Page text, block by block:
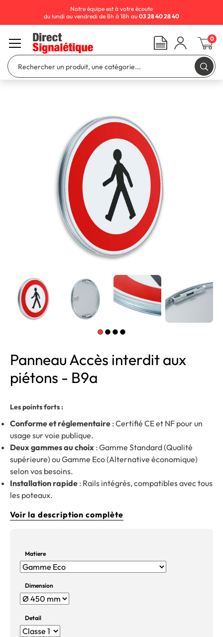
Panneau Accès interdit aux
piétons - B9a
Les points forts :
Conforme et réglementaire : Certifié CE et NF pour un
usage sur voie publique.
Deux gammes au choix : Gamme Standard (Qualité
supérieure) ou Gamme Eco (Alternative économique)
selon vos besoins.
Installation rapide : Rails intégrés, compatibles avec tous
les poteaux.
Voir la description complète
Matiere
Dimension
Detail
Notre équipe est à votre écoute
du lundi au vendredi de 8h à 18h au 03 28 40 28 40
0